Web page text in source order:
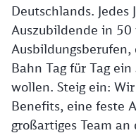
Deutschlands.
Auszubildende in 50
Bahn Tag für Tag
wollen. Steig ein:
Benefits, eine feste
großartiges Team